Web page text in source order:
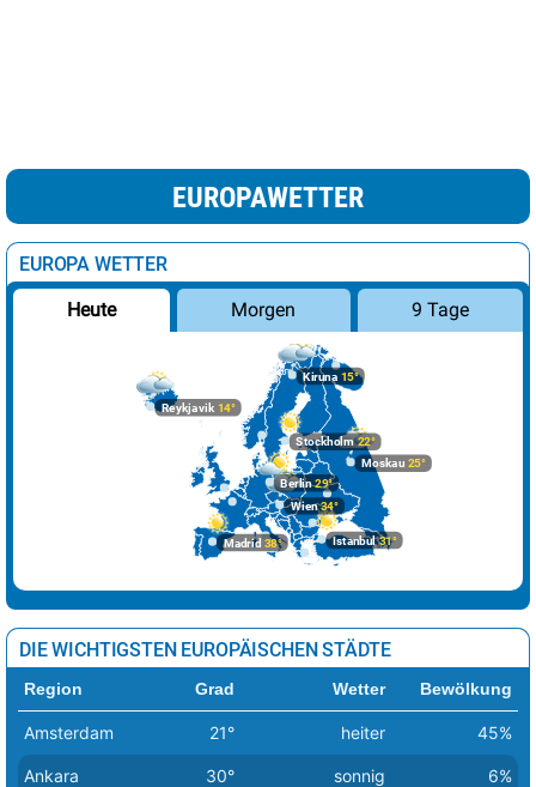
EUROPAWETTER
EUROPA WETTER
Heute Morgen 9 Tage
Kiruna 15°
Istanbul31°
Wien34°
Berlin29°
Moskau 25°
Stockholm22°
Madrid 38°
Reykjavik 14°
DIE WICHTIGSTEN EUROPÄISCHEN STÄDTE
Region Grad Wetter Bewölkung
Amsterdam 21° heiter 45%
Ankara 30° sonnig 6%